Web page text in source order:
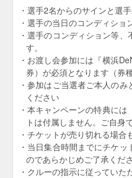
選手2名からのサインと選
選手の当日のコンディショ
選手のコンディション等、
す。
お渡し会参加には『横浜
券）が必須となります（券
参加はご当選者ご本人のみ
ください
本キャンペーンの特典には
トは付属しません。ご自身
チケットが売り切れる場合
当日集合時間までにチケ
のであらかじめご了承くだ
クルーの指示に従っていた